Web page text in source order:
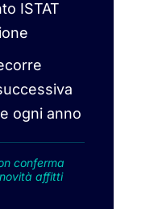
ISTAT
ogni anno
conferma
affitti